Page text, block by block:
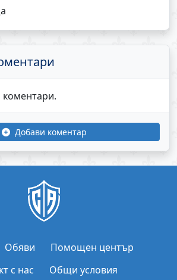
Добави коментар
Обяви
Помощен център
с нас
Общи условия